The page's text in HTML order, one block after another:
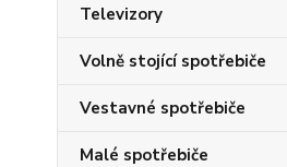
Televizory
Volně stojící spotřebiče
Vestavné spotřebiče
Malé spotřebiče